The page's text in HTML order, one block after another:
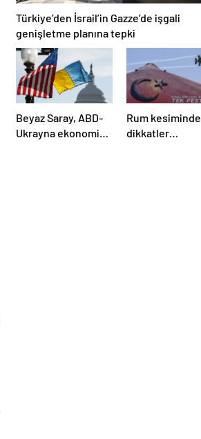
Türkiye’den İsrail’in Gazze’de işgali
genişletme planına tepki
Beyaz Saray, ABD-
Ukrayna ekonomik
Rum kesiminde
dikkatler